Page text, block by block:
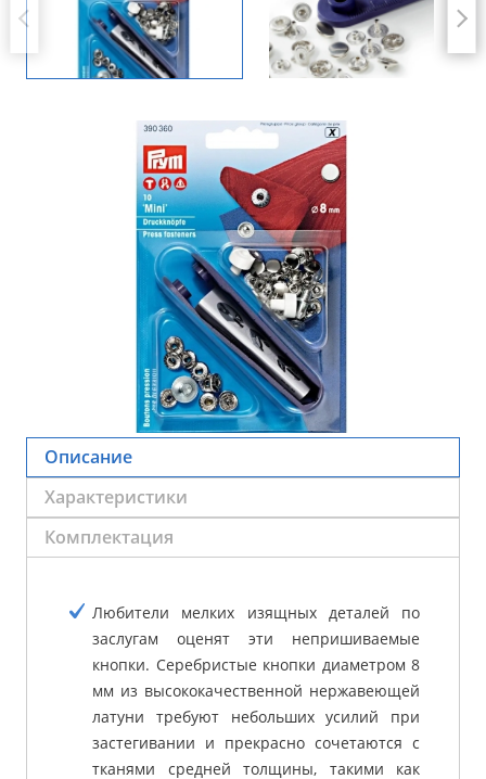
Описание
Характеристики
Комплектация
Любители мелких изящных деталей по
заслугам оценят эти непришиваемые
кнопки. Серебристые кнопки диаметром 8
мм из высококачественной нержавеющей
латуни требуют небольших усилий при
застегивании и прекрасно сочетаются с
тканями средней толщины, такими как